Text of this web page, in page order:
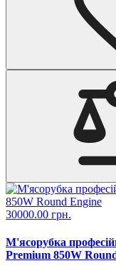
30000.00 грн.
М'ясорубка
Premium 850W